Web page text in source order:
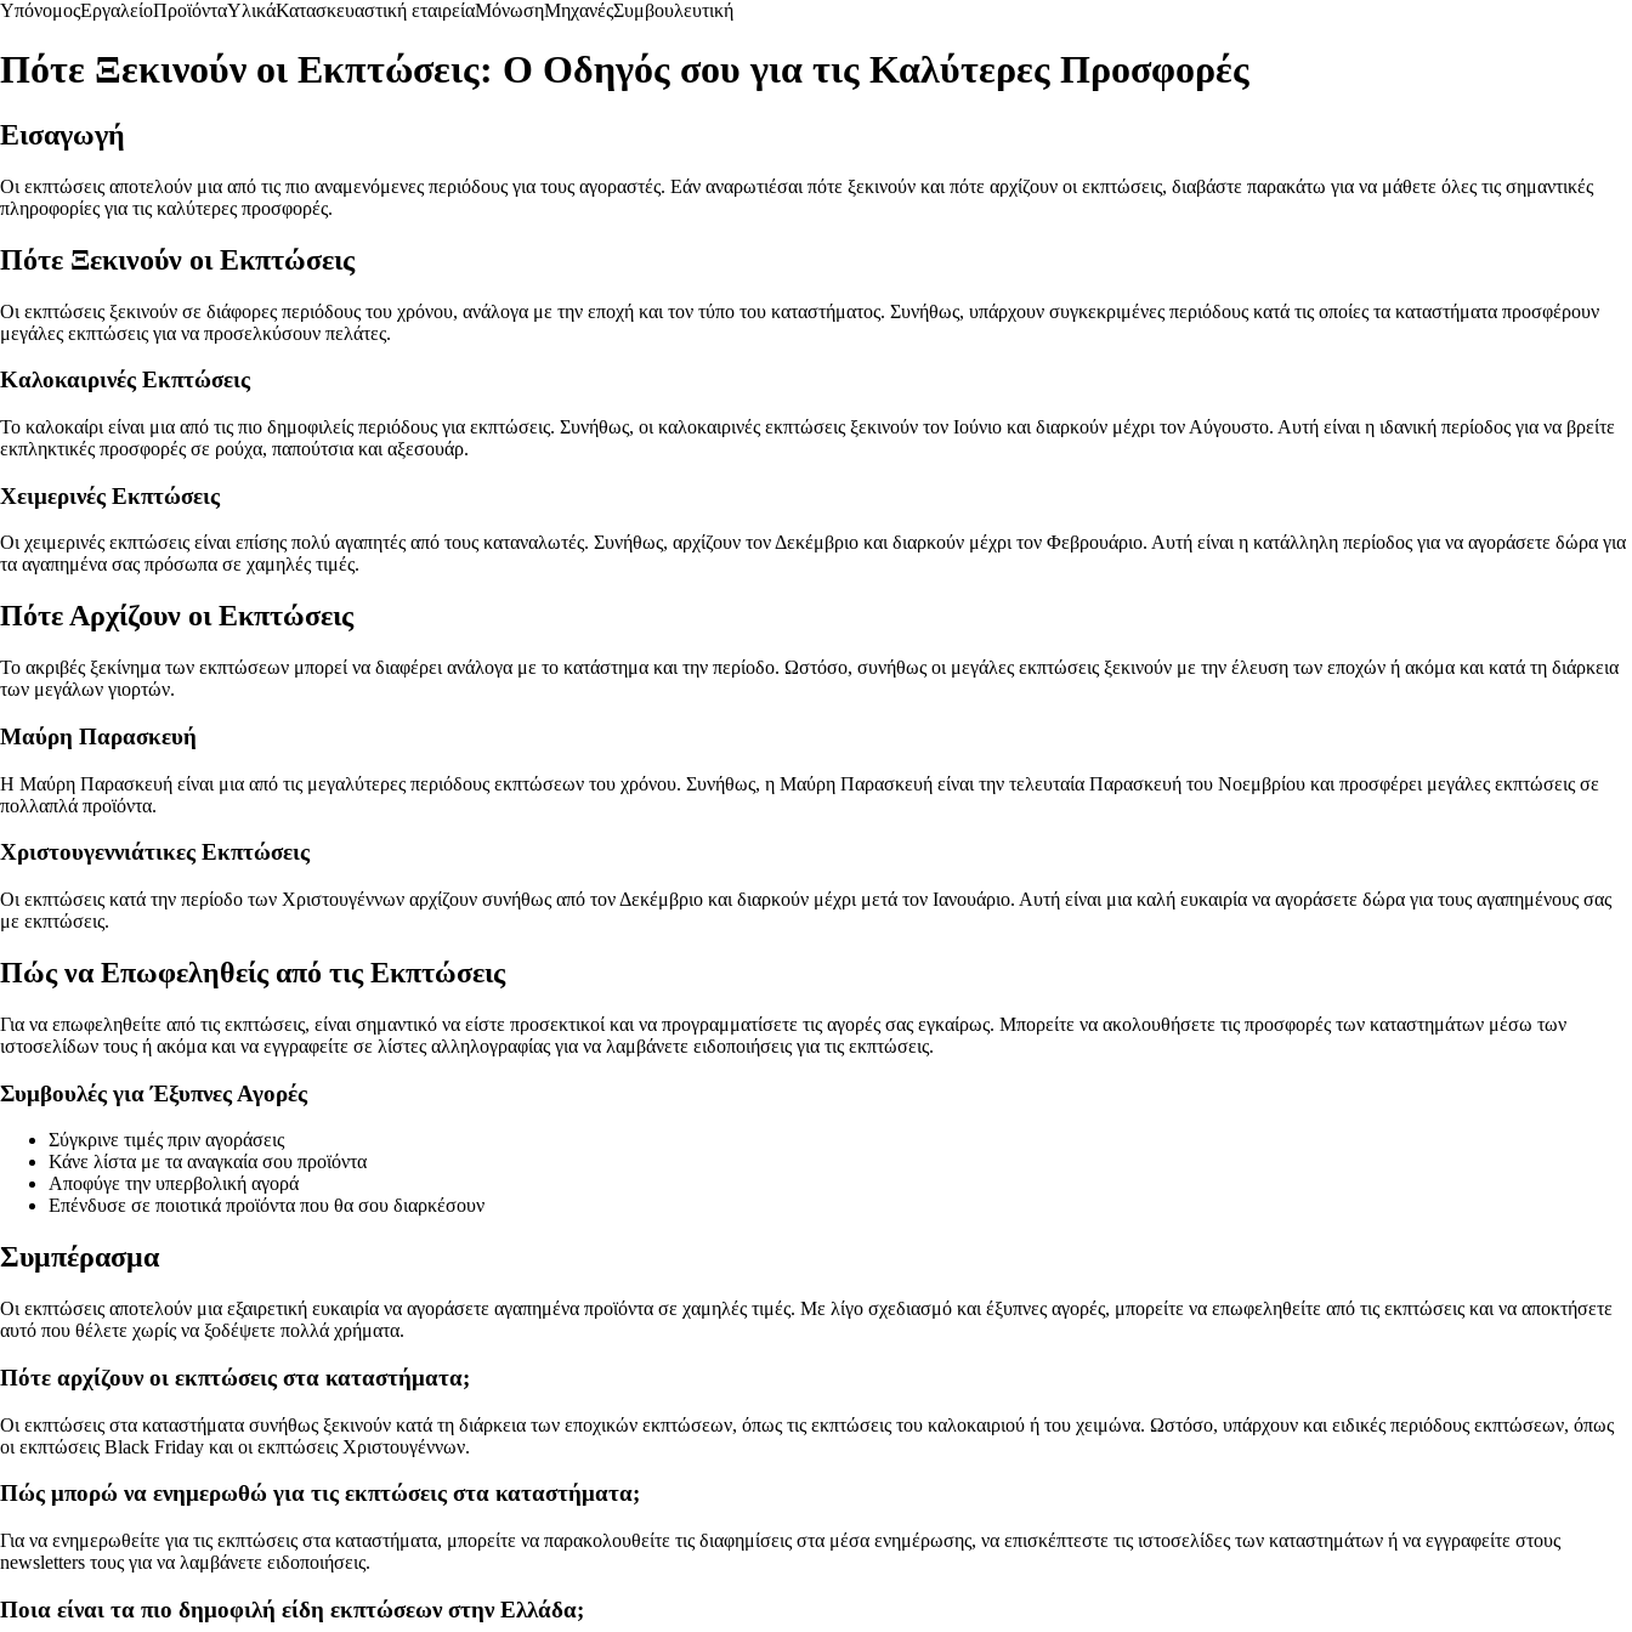
ΥπόνομοςΕργαλείοΠροϊόνταΥλικάΚατασκευαστική εταιρείαΜόνωσηΜηχανέςΣυμβουλευτική
Πότε Ξεκινούν οι Εκπτώσεις: Ο Οδηγός σου για τις Καλύτερες Προσφορές
Εισαγωγή
Οι εκπτώσεις αποτελούν μια από τις πιο αναμενόμενες περιόδους για τους αγοραστές. Εάν αναρωτιέσαι πότε ξεκινούν και πότε αρχίζουν οι εκπτώσεις, διαβάστε παρακάτω για να μάθετε όλες τις σημαντικές
πληροφορίες για τις καλύτερες προσφορές.
Πότε Ξεκινούν οι Εκπτώσεις
Οι εκπτώσεις ξεκινούν σε διάφορες περιόδους του χρόνου, ανάλογα με την εποχή και τον τύπο του καταστήματος. Συνήθως, υπάρχουν συγκεκριμένες περιόδους κατά τις οποίες τα καταστήματα προσφέρουν
μεγάλες εκπτώσεις για να προσελκύσουν πελάτες.
Καλοκαιρινές Εκπτώσεις
Το καλοκαίρι είναι μια από τις πιο δημοφιλείς περιόδους για εκπτώσεις. Συνήθως, οι καλοκαιρινές εκπτώσεις ξεκινούν τον Ιούνιο και διαρκούν μέχρι τον Αύγουστο. Αυτή είναι η ιδανική περίοδος για να βρείτε
εκπληκτικές προσφορές σε ρούχα, παπούτσια και αξεσουάρ.
Χειμερινές Εκπτώσεις
Οι χειμερινές εκπτώσεις είναι επίσης πολύ αγαπητές από τους καταναλωτές. Συνήθως, αρχίζουν τον Δεκέμβριο και διαρκούν μέχρι τον Φεβρουάριο. Αυτή είναι η κατάλληλη περίοδος για να αγοράσετε δώρα για
τα αγαπημένα σας πρόσωπα σε χαμηλές τιμές.
Πότε Αρχίζουν οι Εκπτώσεις
Το ακριβές ξεκίνημα των εκπτώσεων μπορεί να διαφέρει ανάλογα με το κατάστημα και την περίοδο. Ωστόσο, συνήθως οι μεγάλες εκπτώσεις ξεκινούν με την έλευση των εποχών ή ακόμα και κατά τη διάρκεια
των μεγάλων γιορτών.
Μαύρη Παρασκευή
Η Μαύρη Παρασκευή είναι μια από τις μεγαλύτερες περιόδους εκπτώσεων του χρόνου. Συνήθως, η Μαύρη Παρασκευή είναι την τελευταία Παρασκευή του Νοεμβρίου και προσφέρει μεγάλες εκπτώσεις σε
πολλαπλά προϊόντα.
Χριστουγεννιάτικες Εκπτώσεις
Οι εκπτώσεις κατά την περίοδο των Χριστουγέννων αρχίζουν συνήθως από τον Δεκέμβριο και διαρκούν μέχρι μετά τον Ιανουάριο. Αυτή είναι μια καλή ευκαιρία να αγοράσετε δώρα για τους αγαπημένους σας
με εκπτώσεις.
Πώς να Επωφεληθείς από τις Εκπτώσεις
Για να επωφεληθείτε από τις εκπτώσεις, είναι σημαντικό να είστε προσεκτικοί και να προγραμματίσετε τις αγορές σας εγκαίρως. Μπορείτε να ακολουθήσετε τις προσφορές των καταστημάτων μέσω των
ιστοσελίδων τους ή ακόμα και να εγγραφείτε σε λίστες αλληλογραφίας για να λαμβάνετε ειδοποιήσεις για τις εκπτώσεις.
Συμβουλές για Έξυπνες Αγορές
Σύγκρινε τιμές πριν αγοράσεις
Κάνε λίστα με τα αναγκαία σου προϊόντα
Αποφύγε την υπερβολική αγορά
Επένδυσε σε ποιοτικά προϊόντα που θα σου διαρκέσουν
Συμπέρασμα
Οι εκπτώσεις αποτελούν μια εξαιρετική ευκαιρία να αγοράσετε αγαπημένα προϊόντα σε χαμηλές τιμές. Με λίγο σχεδιασμό και έξυπνες αγορές, μπορείτε να επωφεληθείτε από τις εκπτώσεις και να αποκτήσετε
αυτό που θέλετε χωρίς να ξοδέψετε πολλά χρήματα.
Πότε αρχίζουν οι εκπτώσεις στα καταστήματα;
Οι εκπτώσεις στα καταστήματα συνήθως ξεκινούν κατά τη διάρκεια των εποχικών εκπτώσεων, όπως τις εκπτώσεις του καλοκαιριού ή του χειμώνα. Ωστόσο, υπάρχουν και ειδικές περιόδους εκπτώσεων, όπως
οι εκπτώσεις Black Friday και οι εκπτώσεις Χριστουγέννων.
Πώς μπορώ να ενημερωθώ για τις εκπτώσεις στα καταστήματα;
Για να ενημερωθείτε για τις εκπτώσεις στα καταστήματα, μπορείτε να παρακολουθείτε τις διαφημίσεις στα μέσα ενημέρωσης, να επισκέπτεστε τις ιστοσελίδες των καταστημάτων ή να εγγραφείτε στους
newsletters τους για να λαμβάνετε ειδοποιήσεις.
Ποια είναι τα πιο δημοφιλή είδη εκπτώσεων στην Ελλάδα;